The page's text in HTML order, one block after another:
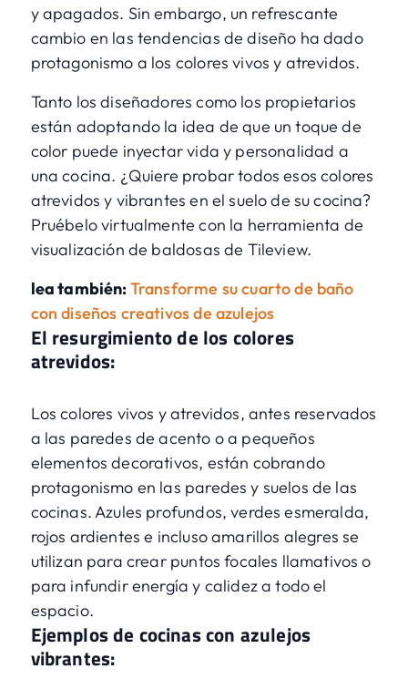
y apagados. Sin embargo, un refrescante
cambio en las tendencias de diseño ha dado
protagonismo a los colores vivos y atrevidos.
Tanto los diseñadores como los propietarios
están adoptando la idea de que un toque de
color puede inyectar vida y personalidad a
una cocina. ¿Quiere probar todos esos colores
atrevidos y vibrantes en el suelo de su cocina?
Pruébelo virtualmente con la herramienta de
visualización de baldosas de Tileview.
lea también:Transforme su cuarto de baño
con diseños creativos de azulejos
El resurgimiento de los colores
atrevidos:
Los colores vivos y atrevidos, antes reservados
a las paredes de acento o a pequeños
elementos decorativos, están cobrando
protagonismo en las paredes y suelos de las
cocinas. Azules profundos, verdes esmeralda,
rojos ardientes e incluso amarillos alegres se
utilizan para crear puntos focales llamativos o
para infundir energía y calidez a todo el
espacio.
Ejemplos de cocinas con azulejos
vibrantes: